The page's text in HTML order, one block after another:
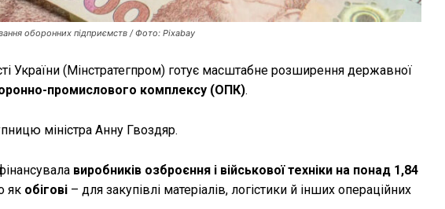
оборонних підприємств / Фото: Pixabay
України (Мінстратегпром) готує масштабне розширення державної
промислового комплексу (ОПК).
міністра Анну Гвоздяр.
виробників озброєння і військової техніки на понад 1,84
як обігові – для закупівлі матеріалів, логістики й інших операційних